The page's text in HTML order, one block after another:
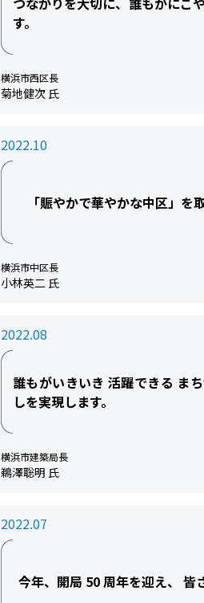
す。
横浜市西区長
菊地健次 氏
2022.10
「賑やかで華やかな中区」
横浜市中区長
小林英二 氏
2022.08
誰もがいきいき 活躍できる ま
しを実現します。
横浜市建築局長
鵜澤聡明 氏
2022.07
今年、開局 50 周年を迎え、 皆